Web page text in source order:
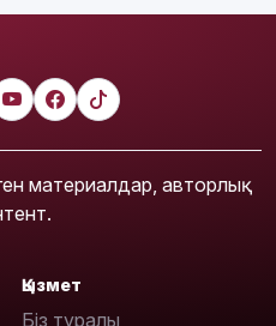
материалдар, авторлық
Қызмет
Біз туралы